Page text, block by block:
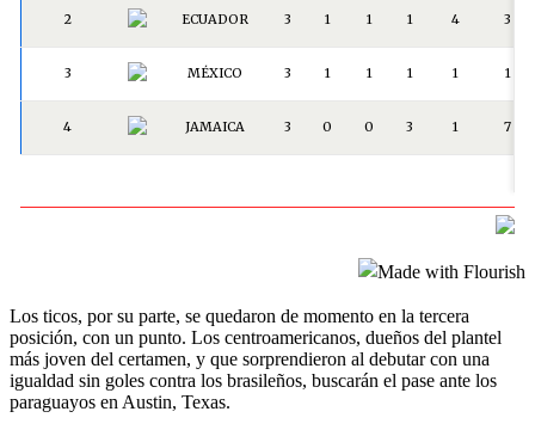
Los ticos, por su parte, se quedaron de momento en la tercera
posición, con un punto. Los centroamericanos, dueños del plantel
más joven del certamen, y que sorprendieron al debutar con una
igualdad sin goles contra los brasileños, buscarán el pase ante los
paraguayos en Austin, Texas.